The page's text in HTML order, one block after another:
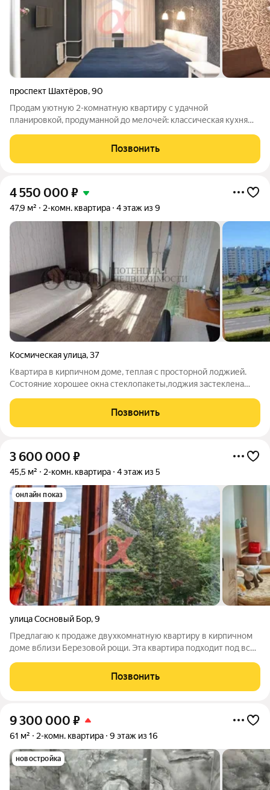
проспект Шахтёров,90
Продам уютную 2-комнатную квартиру с удачной
планировкой, продуманной до мелочей: классическая кухня
которой смело можно принимать гостей, просторная
изолированная спальня площадью 18,4 кв.м.,
Позвонить
4 550 000 ₽
47,9 м² 2-комн. квартира 4 этаж из 9
Космическая улица,37
Квартира в кирпичном доме, теплая с просторной лоджией.
Состояние хорошее окна стеклопакеты,лоджия застеклена
встроенный шкаф-купе.Из квартиры отличный вид.
Позвонить
3 600 000 ₽
45,5 м² 2-комн. квартира 4 этаж из 5
онлайн показ
улица Сосновый Бор,9
Предлагаю к продаже двухкомнатную квартиру в кирпичном
доме вблизи Березовой рощи. Эта квартира подходит под все
долгов и обременений. Квартира в жилом состоянии.
Планировка подходит для
Позвонить
9 300 000 ₽
61 м² 2-комн. квартира 9 этаж из 16
новостройка